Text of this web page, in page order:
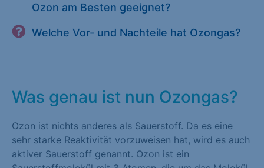
Ozon am Besten geeignet?
Welche Vor- und Nachteile hat Ozongas?
Was genau ist nun Ozongas?
Ozon ist nichts anderes als Sauerstoff. Da es eine
sehr starke Reaktivität vorzuweisen hat, wird es auch
aktiver Sauerstoff genannt. Ozon ist ein